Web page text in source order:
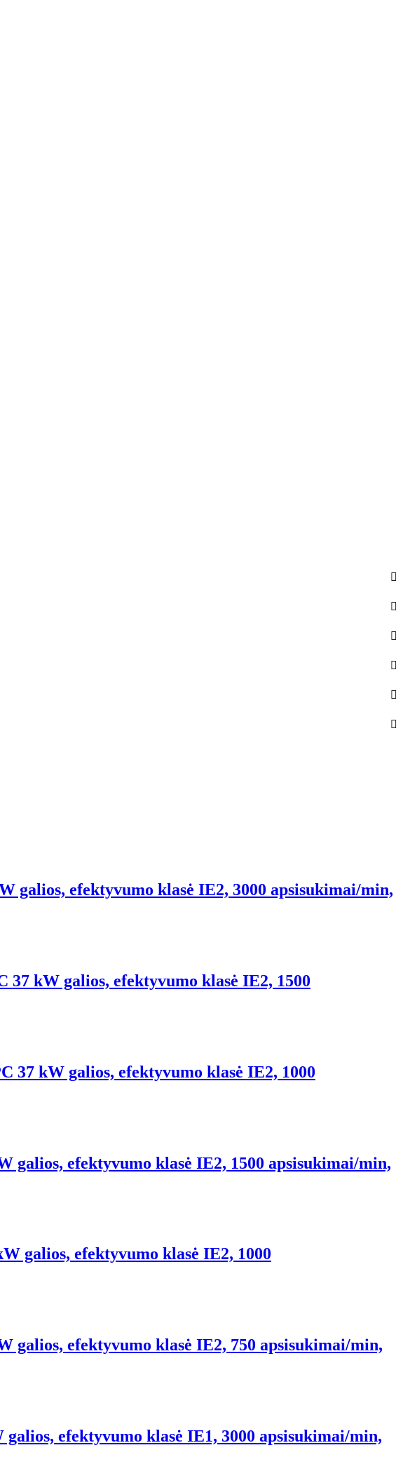
efektyvumo klasė IE2, 3000 apsisukimai/min,
kW galios, efektyvumo klasė IE2, 1500
kW galios, efektyvumo klasė IE2, 1000
efektyvumo klasė IE2, 1500 apsisukimai/min,
galios, efektyvumo klasė IE2, 1000
efektyvumo klasė IE2, 750 apsisukimai/min,
efektyvumo klasė IE1, 3000 apsisukimai/min,